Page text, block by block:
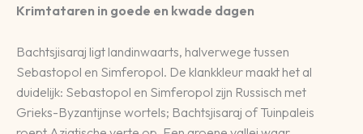
Krimtataren in goede en kwade dagen
Bachtsjisaraj ligt landinwaarts, halverwege tussen
Sebastopol en Simferopol. De klankkleur maakt het al
duidelijk: Sebastopol en Simferopol zijn Russisch met
Grieks-Byzantijnse wortels; Bachtsjisaraj of Tuinpaleis